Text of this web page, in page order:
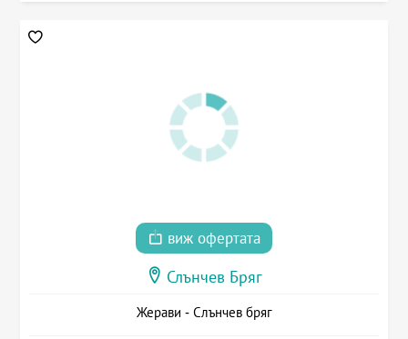
виж офертата
Слънчев Бряг
Жерави - Слънчев бряг